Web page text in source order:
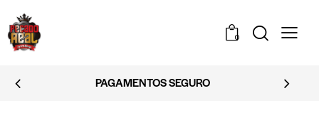
0
EMBALAGEM DISCRETA